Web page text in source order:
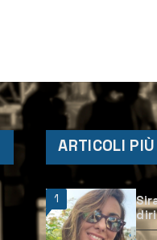
ARTICOLI
1